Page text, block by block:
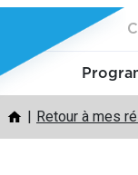
Retour à mes